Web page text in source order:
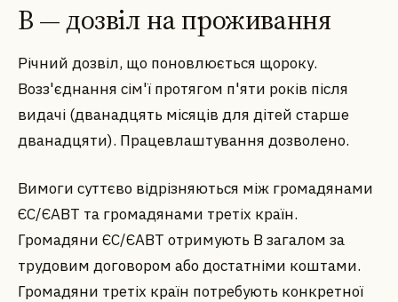
B — дозвіл на проживання
Річний дозвіл, що поновлюється щороку.
Возз'єднання сім'ї протягом п'яти років після
видачі (дванадцять місяців для дітей старше
дванадцяти). Працевлаштування дозволено.
Вимоги суттєво відрізняються між громадянами
ЄС/ЄАВТ та громадянами третіх країн.
Громадяни ЄС/ЄАВТ отримують B загалом за
трудовим договором або достатніми коштами.
Громадяни третіх країн потребують конкретної